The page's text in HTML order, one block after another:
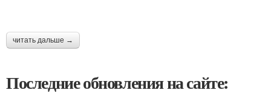
читать дальше →
Последние обновления на сайте: